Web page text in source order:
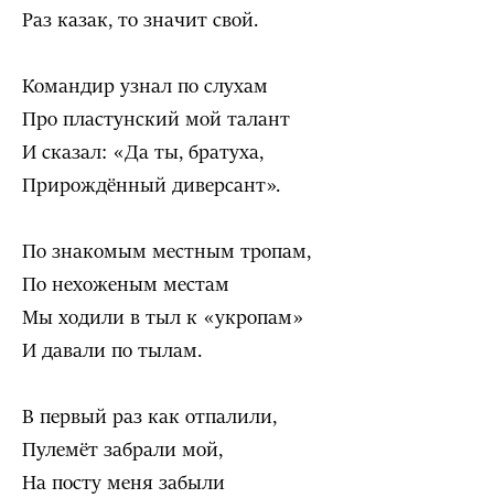
Раз казак, то значит свой.
Командир узнал по слухам
Про пластунский мой талант
И сказал: «Да ты, братуха,
Прирождённый диверсант».
По знакомым местным тропам,
По нехоженым местам
Мы ходили в тыл к «укропам»
И давали по тылам.
В первый раз как отпалили,
Пулемёт забрали мой,
На посту меня забыли